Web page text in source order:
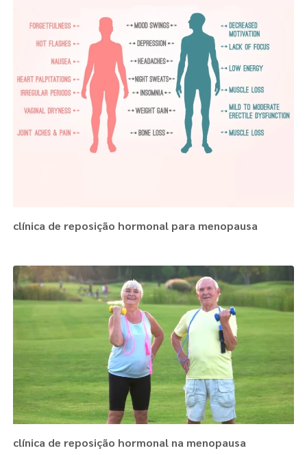
clínica de reposição hormonal para menopausa
clínica de reposição hormonal na menopausa